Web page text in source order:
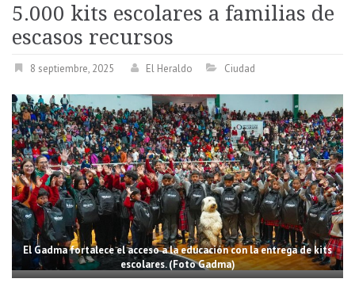
5.000 kits escolares a familias de
escasos recursos
8 septiembre, 2025 El Heraldo Ciudad
El Gadma fortalece el acceso a la educación con la entrega de kits
escolares. (Foto Gadma)